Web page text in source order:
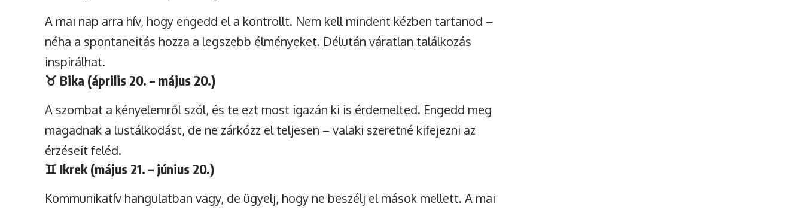
A mai nap arra hív, hogy engedd el a kontrollt. Nem kell mindent kézben tartanod –
néha a spontaneitás hozza a legszebb élményeket. Délután váratlan találkozás
inspirálhat.
♉ Bika (április 20. – május 20.)
A szombat a kényelemről szól, és te ezt most igazán ki is érdemelted. Engedd meg
magadnak a lustálkodást, de ne zárkózz el teljesen – valaki szeretné kifejezni az
érzéseit feléd.
♊ Ikrek (május 21. – június 20.)
Kommunikatív hangulatban vagy, de ügyelj, hogy ne beszélj el mások mellett. A mai